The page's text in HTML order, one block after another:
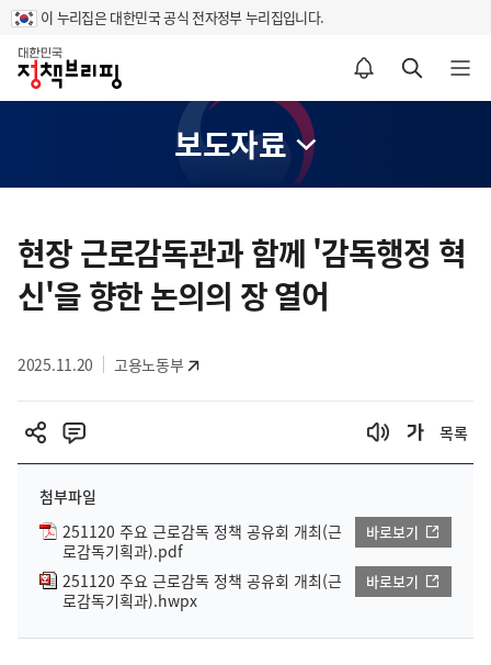
이 누리집은 대한민국 공식 전자정부 누리집입니다.
홈
알림설정 바로가기 검색 바로가기 메뉴 열기
보도자료
텐
츠
영
현장 근로감독관과 함께 '감독행정 혁
신'을 향한 논의의 장 열어
2025.11.20 고용노동부
목록
첨부파일
251120 주요 근로감독 정책 공유회 개최(근
로감독기획과).pdf
바로보기
251120 주요 근로감독 정책 공유회 개최(근
로감독기획과).hwpx
바로보기